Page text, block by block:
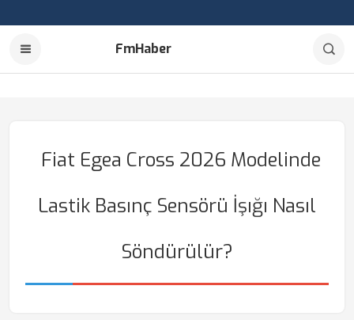
FmHaber
Fiat Egea Cross 2026 Modelinde
Lastik Basınç Sensörü İşığı Nasıl
Söndürülür?